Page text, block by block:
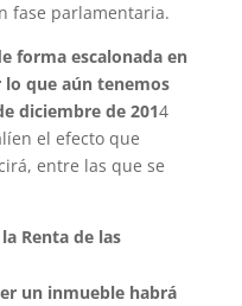
fase parlamentaria.
forma escalonada en
lo que aún tenemos
diciembre de 2014
el efecto que
entre las que se
Renta de las
un inmueble habrá